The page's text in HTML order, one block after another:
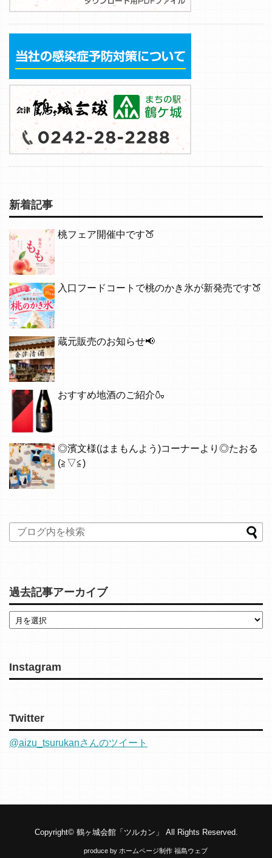
新着記事
桃フェア開催中です🍑
入口フードコートで桃のかき氷が新発売です🍑
蔵元販売のお知らせ📢
おすすめ地酒のご紹介🍶
◎濱文様(はまもんよう)コーナーより◎たおる
(≧▽≦)
過去記事アーカイブ
Instagram
Twitter
@aizu_tsurukanさんのツイート
Copyright© 鶴ヶ城会館「ツルカン」 All Rights Reserved.
produce by ホームページ制作 福島ウェブ